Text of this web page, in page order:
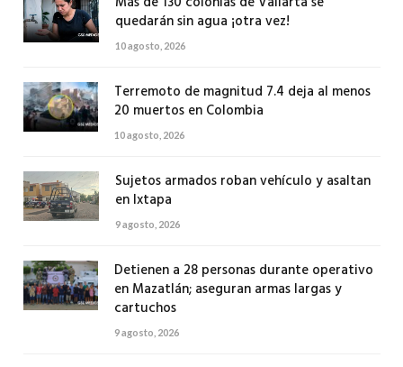
quedarán sin agua ¡otra vez!
10 agosto, 2026
Terremoto de magnitud 7.4 deja al menos
20 muertos en Colombia
10 agosto, 2026
Sujetos armados roban vehículo y asaltan
en Ixtapa
9 agosto, 2026
Detienen a 28 personas durante operativo
en Mazatlán; aseguran armas largas y
cartuchos
9 agosto, 2026